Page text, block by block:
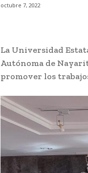
octubre 7, 2022
La Universidad
Autónoma de
promover los